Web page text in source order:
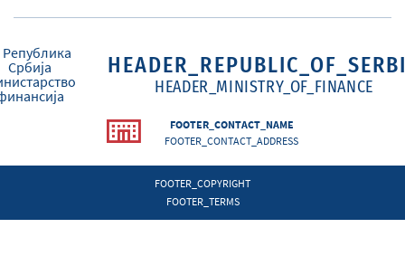
HEADER_MINISTRY_OF_FINANCE
FOOTER_CONTACT_NAME
FOOTER_CONTACT_ADDRESS
FOOTER_COPYRIGHT
FOOTER_TERMS